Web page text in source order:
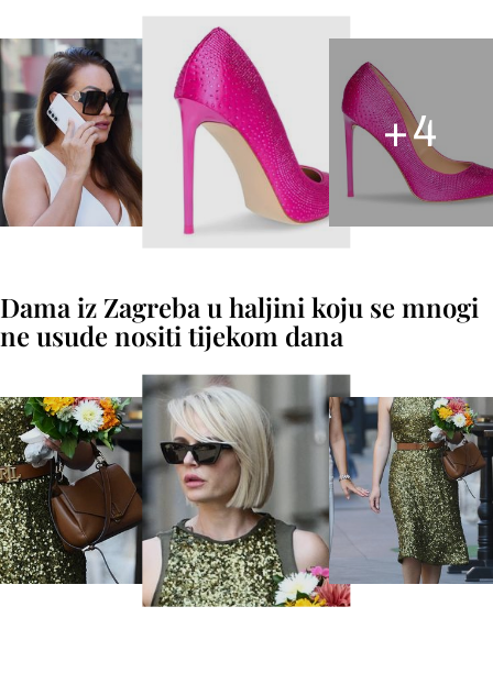
+4
Dama iz Zagreba u haljini koju se mnogi
ne usude nositi tijekom dana